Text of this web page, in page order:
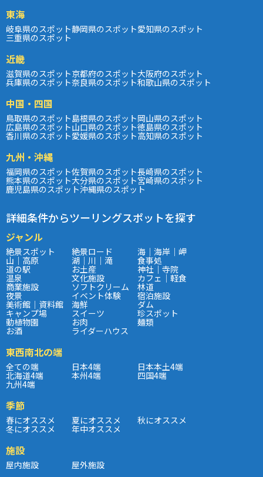
東海
岐阜県のスポット静岡県のスポット愛知県のスポット
三重県のスポット
近畿
滋賀県のスポット京都府のスポット大阪府のスポット
兵庫県のスポット奈良県のスポット和歌山県のスポット
中国・四国
鳥取県のスポット島根県のスポット岡山県のスポット
広島県のスポット山口県のスポット徳島県のスポット
香川県のスポット愛媛県のスポット高知県のスポット
九州・沖縄
福岡県のスポット佐賀県のスポット長崎県のスポット
熊本県のスポット大分県のスポット宮崎県のスポット
鹿児島県のスポット沖縄県のスポット
詳細条件からツーリングスポットを探す
ジャンル
絶景スポット 絶景ロード 海｜海岸｜岬
山｜高原 湖｜川｜滝 食事処
道の駅 お土産 神社｜寺院
温泉 文化施設 カフェ｜軽食
商業施設 ソフトクリーム 林道
夜景 イベント体験 宿泊施設
美術館｜資料館 海鮮 ダム
キャンプ場 スイーツ 珍スポット
動植物園 お肉 麺類
お酒 ライダーハウス
東西南北の端
全ての端 日本4端 日本本土4端
北海道4端 本州4端 四国4端
九州4端
季節
春にオススメ 夏にオススメ 秋にオススメ
冬にオススメ 年中オススメ
施設
屋内施設 屋外施設